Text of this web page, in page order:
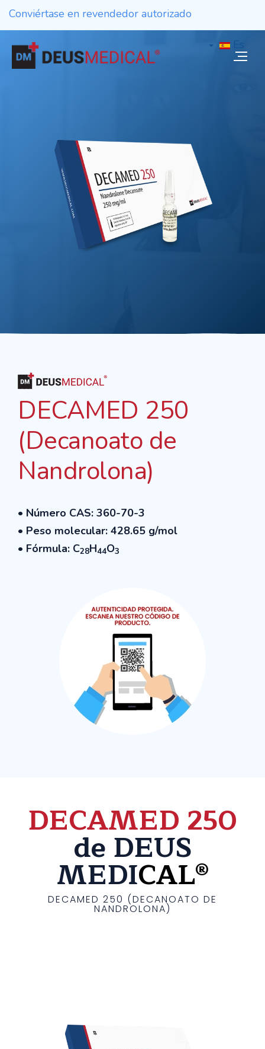
Conviértase en revendedor autorizado
Es
DECAMED 250
(Decanoato de
Nandrolona)
• Número CAS: 360-70-3
• Peso molecular: 428.65 g/mol
• Fórmula: C28H44O3
DECAMED 250
de DEUS
MEDICAL®
DECAMED 250 (DECANOATO DE
NANDROLONA)